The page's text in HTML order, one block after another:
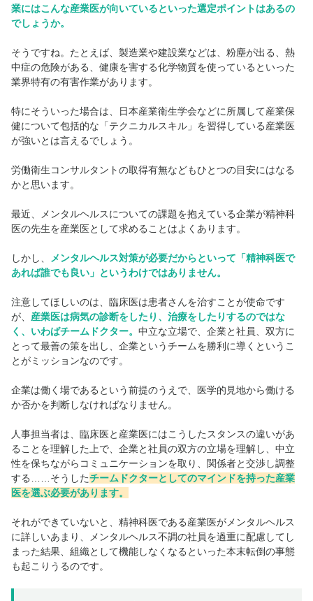
業にはこんな産業医が向いているといった選定ポイントはあるの
でしょうか。
そうですね。たとえば、製造業や建設業などは、粉塵が出る、熱
中症の危険がある、健康を害する化学物質を使っているといった
業界特有の有害作業があります。
特にそういった場合は、日本産業衛生学会などに所属して産業保
健について包括的な「テクニカルスキル」を習得している産業医
が強いとは言えるでしょう。
労働衛生コンサルタントの取得有無などもひとつの目安にはなる
かと思います。
最近、メンタルヘルスについての課題を抱えている企業が精神科
医の先生を産業医として求めることはよくあります。
しかし、
メンタルヘルス対策が必要だからといって「精神科医で
あれば誰でも良い」というわけではありません。
注意してほしいのは、臨床医は患者さんを治すことが使命です
が、 産業医は病気の診断をしたり、治療をしたりするのではな
く、いわばチームドクター。 中立な立場で、企業と社員、双方に
とって最善の策を出し、企業というチームを勝利に導くというこ
とがミッションなのです。
企業は働く場であるという前提のうえで、医学的見地から働ける
か否かを判断しなければなりません。
人事担当者は、臨床医と産業医にはこうしたスタンスの違いがあ
ることを理解した上で、企業と社員の双方の立場を理解し、中立
性を保ちながらコミュニケーションを取り、関係者と交渉し調整
する……そうしたチームドクターとしてのマインドを持った産業
医を選ぶ必要があります。
それができていないと、精神科医である産業医がメンタルヘルス
に詳しいあまり、メンタルヘルス不調の社員を過重に配慮してし
まった結果、組織として機能しなくなるといった本末転倒の事態
も起こりうるのです。